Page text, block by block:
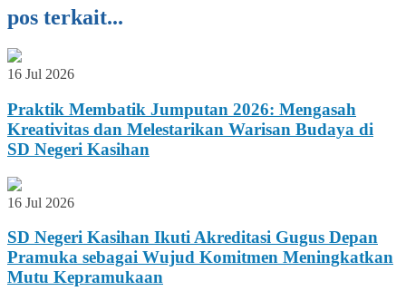
pos terkait...
16 Jul 2026
Praktik Membatik Jumputan 2026: Mengasah
Kreativitas dan Melestarikan Warisan Budaya di
SD Negeri Kasihan
16 Jul 2026
SD Negeri Kasihan Ikuti Akreditasi Gugus Depan
Pramuka sebagai Wujud Komitmen Meningkatkan
Mutu Kepramukaan